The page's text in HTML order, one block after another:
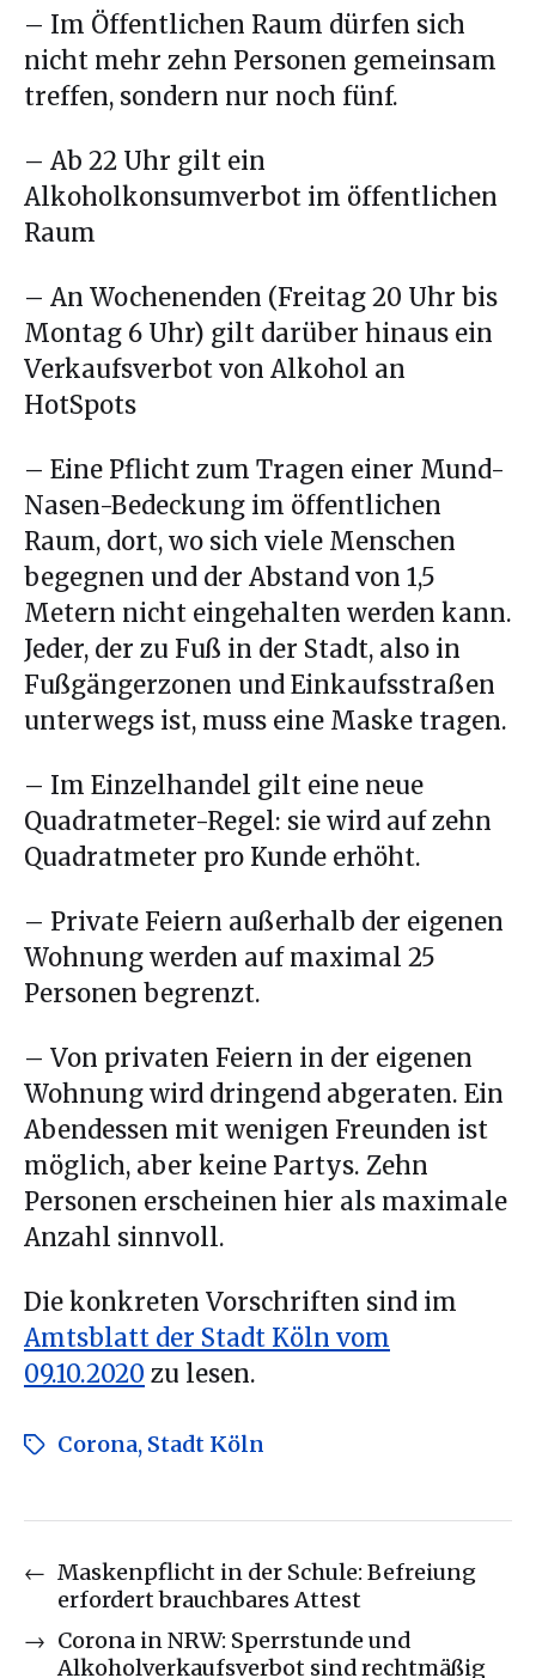
– Im Öffentlichen Raum dürfen sich
nicht mehr zehn Personen gemeinsam
treffen, sondern nur noch fünf.
– Ab 22 Uhr gilt ein
Alkoholkonsumverbot im öffentlichen
Raum
– An Wochenenden (Freitag 20 Uhr bis
Montag 6 Uhr) gilt darüber hinaus ein
Verkaufsverbot von Alkohol an
HotSpots
– Eine Pflicht zum Tragen einer Mund-
Nasen-Bedeckung im öffentlichen
Raum, dort, wo sich viele Menschen
begegnen und der Abstand von 1,5
Metern nicht eingehalten werden kann.
Jeder, der zu Fuß in der Stadt, also in
Fußgängerzonen und Einkaufsstraßen
unterwegs ist, muss eine Maske tragen.
– Im Einzelhandel gilt eine neue
Quadratmeter-Regel: sie wird auf zehn
Quadratmeter pro Kunde erhöht.
– Private Feiern außerhalb der eigenen
Wohnung werden auf maximal 25
Personen begrenzt.
– Von privaten Feiern in der eigenen
Wohnung wird dringend abgeraten. Ein
Abendessen mit wenigen Freunden ist
möglich, aber keine Partys. Zehn
Personen erscheinen hier als maximale
Anzahl sinnvoll.
Die konkreten Vorschriften sind im
Amtsblatt der Stadt Köln vom
09.10.2020 zu lesen.
Corona, Stadt Köln
← Maskenpflicht in der Schule: Befreiung
erfordert brauchbares Attest
→ Corona in NRW: Sperrstunde und
Alkoholverkaufsverbot sind rechtmäßig